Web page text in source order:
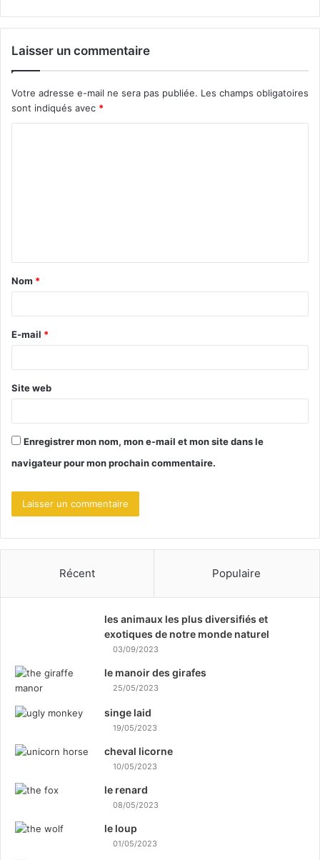
Laisser un commentaire
Votre adresse e-mail ne sera pas publiée. Les champs obligatoires
sont indiqués avec *
t
a
e
*
Nom *
E-mail *
Site web
Enregistrer mon nom, mon e-mail et mon site dans le
navigateur pour mon prochain commentaire.
Récent Populaire
les animaux les plus diversifiés et
exotiques de notre monde naturel
03/09/2023
le manoir des girafes
25/05/2023
singe laid
19/05/2023
cheval licorne
10/05/2023
le renard
08/05/2023
le loup
01/05/2023